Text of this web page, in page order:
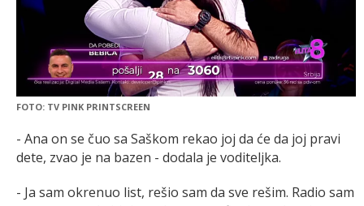
FOTO: TV PINK PRINTSCREEN
- Ana on se čuo sa Saškom rekao joj da će da joj pravi
dete, zvao je na bazen - dodala je voditeljka.
- Ja sam okrenuo list, rešio sam da sve rešim. Radio sam